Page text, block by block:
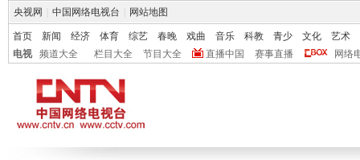
央视网 中国网络电视台 网站地图
首页 新闻 经济 体育 综艺 春晚 戏曲 音乐 科教 青少 文化
艺术
电视
频道大全 栏目大全 节目大全 直播中国 赛事直播 网络